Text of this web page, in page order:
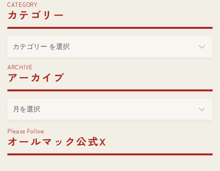
CATEGORY
カテゴリー
テ
ゴ
リ
ー
ARCHIVE
アーカイブ
ア
ー
カ
イ
ブ
Please Follow
オールマック公式X